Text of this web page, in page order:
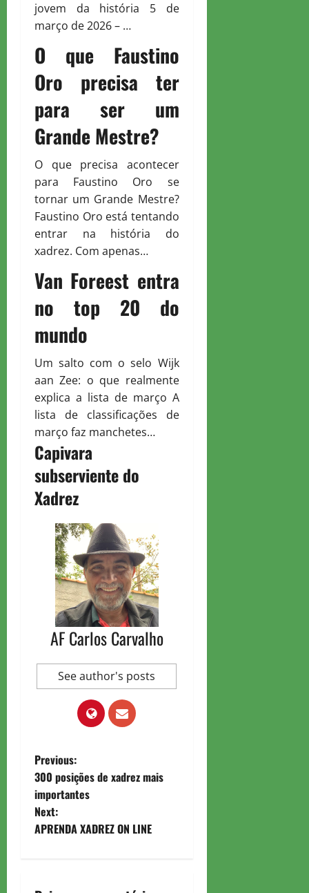
jovem da história 5 de
março de 2026 – …
O que Faustino
Oro precisa ter
para ser um
Grande Mestre?
O que precisa acontecer
para Faustino Oro se
tornar um Grande Mestre?
Faustino Oro está tentando
entrar na história do
xadrez. Com apenas…
Van Foreest entra
no top 20 do
mundo
Um salto com o selo Wijk
aan Zee: o que realmente
explica a lista de março A
lista de classificações de
março faz manchetes…
Capivara
subserviente do
Xadrez
AF Carlos Carvalho
See author's posts
P
o
s
Previous:
300 posições de xadrez mais
importantes
Next:
APRENDA XADREZ ON LINE